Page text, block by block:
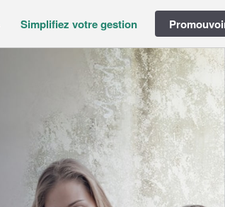
Simplifiez votre gestion